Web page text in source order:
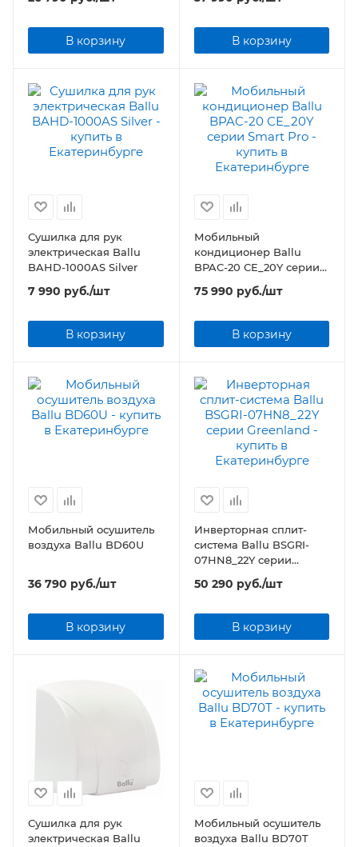
В корзину
Black Editionr
В корзину
Сушилка для рук
электрическая Ballu
BAHD-1000AS Silver
7 990 руб./шт
В корзину
Мобильный
кондиционер Ballu
BPAC-20 CE_20Y серии
75 990 руб./шт
В корзину
Мобильный осушитель
воздуха Ballu BD60U
36 790 руб./шт
В корзину
Инверторная сплит-
система Ballu BSGRI-
07HN8_22Y серии
50 290 руб./шт
В корзину
Сушилка для рук
электрическая Ballu
Мобильный осушитель
воздуха Ballu BD70T